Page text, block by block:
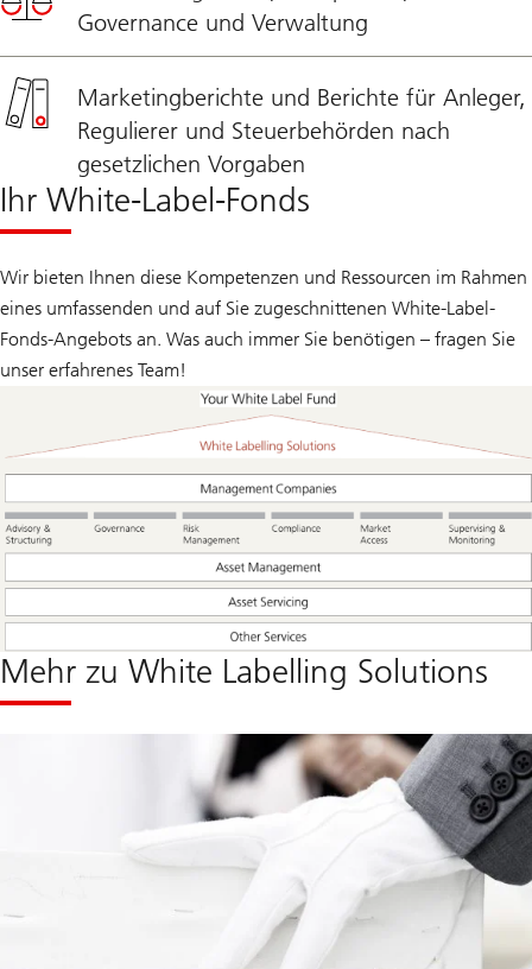
Governance und Verwaltung
Marketingberichte und Berichte für Anleger,
Regulierer und Steuerbehörden nach
gesetzlichen Vorgaben
Ihr White-Label-Fonds
Wir bieten Ihnen diese Kompetenzen und Ressourcen im Rahmen
eines umfassenden und auf Sie zugeschnittenen White-Label-
Fonds-Angebots an. Was auch immer Sie benötigen – fragen Sie
unser erfahrenes Team!
Mehr zu White Labelling Solutions